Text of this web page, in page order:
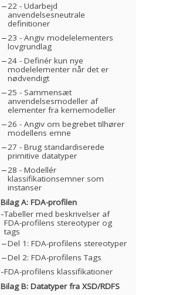
22 - Udarbejd
anvendelsesneutrale
definitioner
23 - Angiv modelelementers
lovgrundlag
24 - Definér kun nye
modelelementer når det er
nødvendigt
25 - Sammensæt
anvendelsesmodeller af
elementer fra kernemodeller
26 - Angiv om begrebet tilhører
modellens emne
27 - Brug standardiserede
primitive datatyper
28 - Modellér
klassifikationsemner som
instanser
Bilag A: FDA-profilen
Tabeller med beskrivelser af
FDA-profilens stereotyper og
tags
Del 1: FDA-profilens stereotyper
Del 2: FDA-profilens Tags
FDA-profilens klassifikationer
Bilag B: Datatyper fra XSD/RDFS